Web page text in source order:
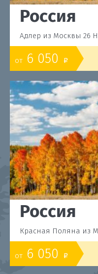
Россия
Адлер из Москвы 26
от 6 050 o
Россия
Красная Поляна из
от 6 050 o